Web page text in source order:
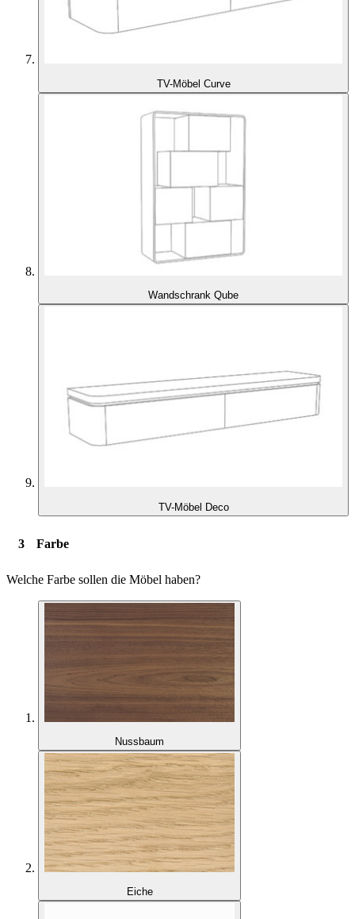
TV-Möbel Curve
Wandschrank Qube
TV-Möbel Deco
Farbe
Welche Farbe sollen die Möbel haben?
Nussbaum
Eiche